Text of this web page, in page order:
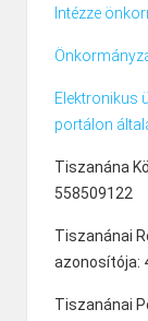
Intézze
Elektronikus
portálon
Tiszanána
558509122
Tiszanánai
azonosítója:
Tiszanánai